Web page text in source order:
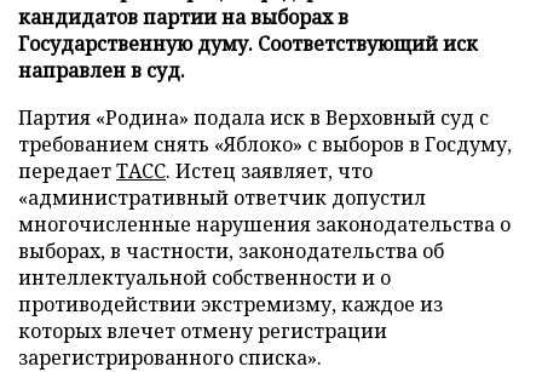
кандидатов партии на выборах в
Государственную думу. Соответствующий иск
направлен в суд.
Партия «Родина» подала иск в Верховный суд с
требованием снять «Яблоко» с выборов в Госдуму,
передаетТАСС. Истец заявляет, что
«административный ответчик допустил
многочисленные нарушения законодательства о
выборах, в частности, законодательства об
интеллектуальной собственности и о
противодействии экстремизму, каждое из
которых влечет отмену регистрации
зарегистрированного списка».